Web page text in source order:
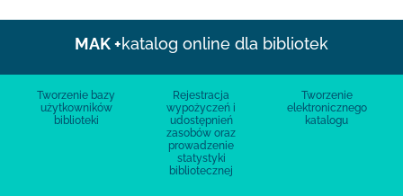
MAK +katalog online dla bibliotek
Tworzenie bazy
użytkowników
biblioteki
Rejestracja
wypożyczeń i
udostępnień
zasobów oraz
prowadzenie
statystyki
bibliotecznej
Tworzenie
elektronicznego
katalogu